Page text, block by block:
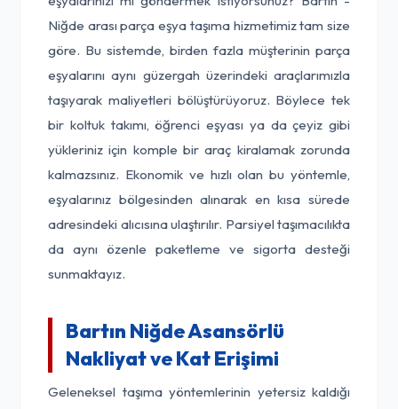
Niğde arası parça eşya taşıma hizmetimiz tam size
göre. Bu sistemde, birden fazla müşterinin parça
eşyalarını aynı güzergah üzerindeki araçlarımızla
taşıyarak maliyetleri bölüştürüyoruz. Böylece tek
bir koltuk takımı, öğrenci eşyası ya da çeyiz gibi
yükleriniz için komple bir araç kiralamak zorunda
kalmazsınız. Ekonomik ve hızlı olan bu yöntemle,
eşyalarınız bölgesinden alınarak en kısa sürede
adresindeki alıcısına ulaştırılır. Parsiyel taşımacılıkta
da aynı özenle paketleme ve sigorta desteği
sunmaktayız.
Bartın Niğde Asansörlü
Nakliyat ve Kat Erişimi
Geleneksel taşıma yöntemlerinin yetersiz kaldığı